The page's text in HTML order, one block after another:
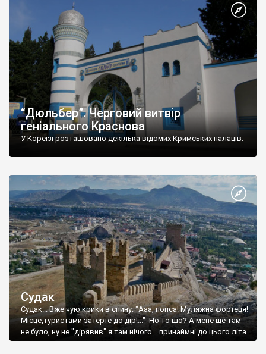
“Дюльбер”. Черговий витвір
геніального Краснова
У Кореїзі розташовано декілька відомих Кримських палаців.
Судак
Судак... Вже чую крики в спину: "Ааа, попса! Муляжна фортеця!
Місце,туристами затерте до дір!..." Но то шо? А мене ще там
не було, ну не "дірявив" я там нічого... принаймні до цього літа.